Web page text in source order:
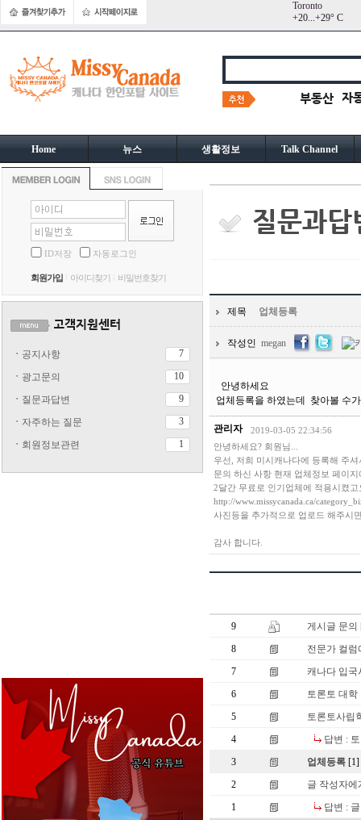
Toronto
+20...+29° C
Home 뉴스 생활정보 Talk Channel
ID저장 자동로그인
회원가입 아이디찾기 비밀번호찾기
ㆍ 공지사항 7
ㆍ 광고문의 10
ㆍ 질문과답변 9
ㆍ 자주하는 질문 3
ㆍ 회원정보관련 1
제목 업체등록
작성인 megan
안녕하세요
업체등록을 하였는데 찾아볼 수
관리자
2019-03-05 22:34:56
안녕하세요? 회원님...
우선, 저희 미시캐나다에 등록해 주
문의 하신 사항 현재 업체정보 페이
2달간 무료로 인기업체에 적용시켰고
http://www.missycanada.ca/
사진등을 추가적으로 업로드 해주시
감사 합니다.
9 게시글 문의
8
전문가 컬럼
7
캐나다 입국
6
토론토 대학
5
토론토사립
4
답변 :
3
업체등록 [1]
2
글 작성자에
1
답변 :